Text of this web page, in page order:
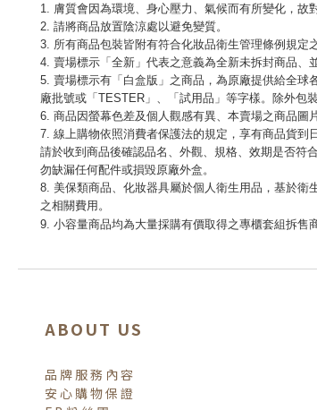
1. 膚質會因為環境、身心壓力、氣候而有所變化，故
2. 請將商品放置陰涼處以避免變質。
3. 所有商品包裝皆附有符合化妝品衛生管理條例規定
4. 賣場標示「全新」代表之意義為全新未拆封商品、
5. 賣場標示有「白盒版」之商品，為原廠提供給全球
廠批號或「TESTER」、「試用品」等字樣。除外包
6. 商品因螢幕色差及個人觀感有異、本賣場之商品圖
7. 線上購物依照消費者保護法的規定，享有商品貨到
請於收到商品後確認品名、外觀、規格、效期是否符
勿缺漏任何配件或損毀原廠外盒。
8. 美保類商品、化妝器具屬於個人衛生用品，基於
之相關費用。
9. 小容量商品均為大量採購有價取得之專櫃套組拆售
ABOUT US
品牌服務內容
安心購物保證